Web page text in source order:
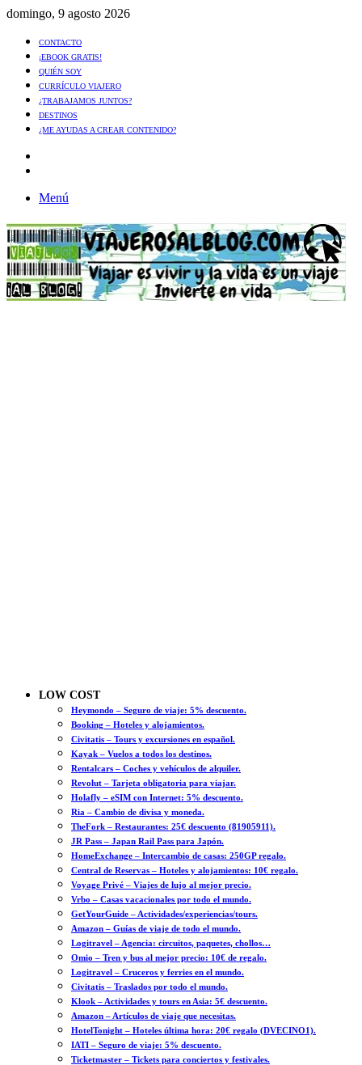
domingo, 9 agosto 2026
CONTACTO
¡EBOOK GRATIS!
QUIÉN SOY
CURRÍCULO VIAJERO
¿TRABAJAMOS JUNTOS?
DESTINOS
¿ME AYUDAS A CREAR CONTENIDO?
Menú
LOW COST
Heymondo – Seguro de viaje: 5% descuento.
Booking – Hoteles y alojamientos.
Civitatis – Tours y excursiones en español.
Kayak – Vuelos a todos los destinos.
Rentalcars – Coches y vehículos de alquiler.
Revolut – Tarjeta obligatoria para viajar.
Holafly – eSIM con Internet: 5% descuento.
Ria – Cambio de divisa y moneda.
TheFork – Restaurantes: 25€ descuento (81905911).
JR Pass – Japan Rail Pass para Japón.
HomeExchange – Intercambio de casas: 250GP regalo.
Central de Reservas – Hoteles y alojamientos: 10€ regalo.
Voyage Privé – Viajes de lujo al mejor precio.
Vrbo – Casas vacacionales por todo el mundo.
GetYourGuide – Actividades/experiencias/tours.
Amazon – Guías de viaje de todo el mundo.
Logitravel – Agencia: circuitos, paquetes, chollos…
Omio – Tren y bus al mejor precio: 10€ de regalo.
Logitravel – Cruceros y ferries en el mundo.
Civitatis – Traslados por todo el mundo.
Klook – Actividades y tours en Asia: 5€ descuento.
Amazon – Artículos de viaje que necesitas.
HotelTonight – Hoteles última hora: 20€ regalo (DVECINO1).
IATI – Seguro de viaje: 5% descuento.
Ticketmaster – Tickets para conciertos y festivales.